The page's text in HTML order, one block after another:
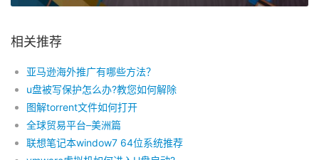
相关推荐
亚马逊海外推广有哪些方法？
u盘被写保护怎么办?教您如何解除
图解torrent文件如何打开
全球贸易平台–美洲篇
联想笔记本window7 64位系统推荐